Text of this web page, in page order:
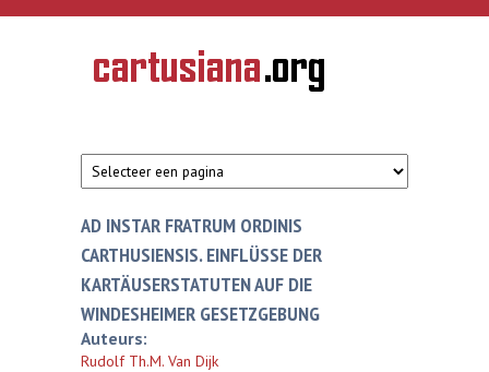
Overslaan en naar de inhoud gaan
CARTUSIANA
Geschiedenis
van de
AD INSTAR FRATRUM ORDINIS
CARTHUSIENSIS. EINFLÜSSE DER
KARTÄUSERSTATUTEN AUF DIE
WINDESHEIMER GESETZGEBUNG
Auteurs:
Rudolf Th.M. Van Dijk